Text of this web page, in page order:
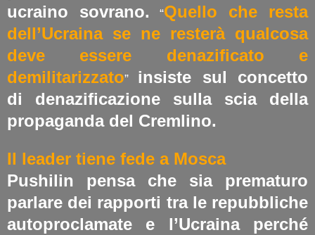
ucraino sovrano. “Quello che resta
dell’Ucraina se ne resterà qualcosa
deve essere denazificato e
demilitarizzato” insiste sul concetto
di denazificazione sulla scia della
propaganda del Cremlino.
Il leader tiene fede a Mosca
Pushilin pensa che sia prematuro
parlare dei rapporti tra le repubbliche
autoproclamate e l’Ucraina perché